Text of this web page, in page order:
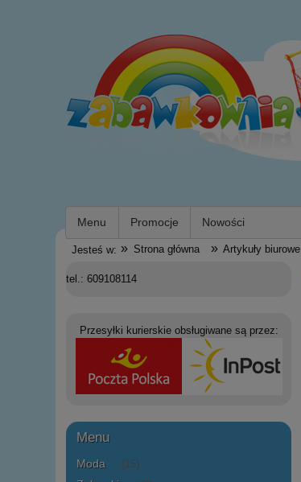
Menu Promocje Nowości
Jesteś w: » Strona główna » Artykuły biurowe
tel.: 609108114
Przesyłki kurierskie obsługiwane są przez:
Menu
Moda (15)